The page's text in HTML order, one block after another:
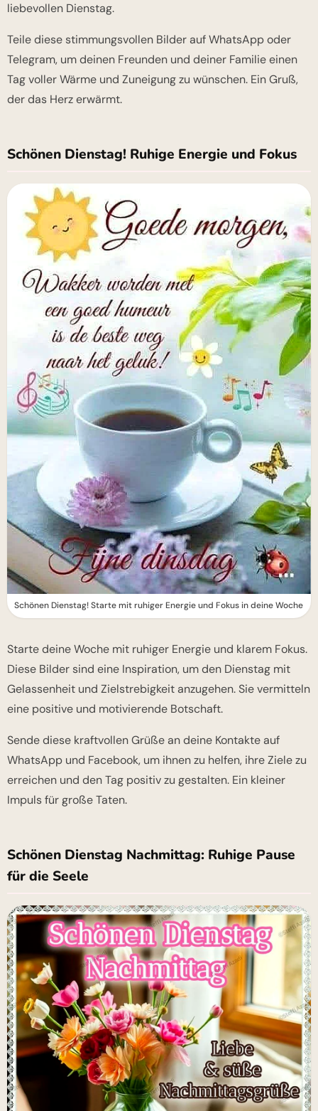
liebevollen Dienstag.
Teile diese stimmungsvollen Bilder auf WhatsApp oder
Telegram, um deinen Freunden und deiner Familie einen
Tag voller Wärme und Zuneigung zu wünschen. Ein Gruß,
der das Herz erwärmt.
Schönen Dienstag! Ruhige Energie und Fokus
Schönen Dienstag! Starte mit ruhiger Energie und Fokus in deine Woche
Starte deine Woche mit ruhiger Energie und klarem Fokus.
Diese Bilder sind eine Inspiration, um den Dienstag mit
Gelassenheit und Zielstrebigkeit anzugehen. Sie vermitteln
eine positive und motivierende Botschaft.
Sende diese kraftvollen Grüße an deine Kontakte auf
WhatsApp und Facebook, um ihnen zu helfen, ihre Ziele zu
erreichen und den Tag positiv zu gestalten. Ein kleiner
Impuls für große Taten.
Schönen Dienstag Nachmittag: Ruhige Pause
für die Seele